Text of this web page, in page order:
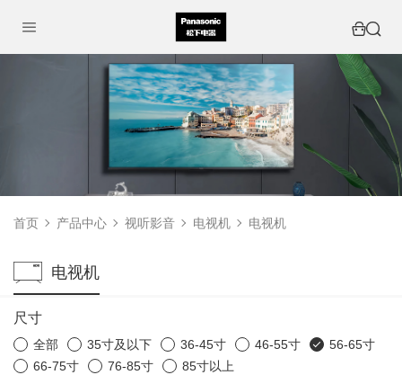
首页 产品中心 视听影音 电视机 电视机
电视机
尺寸
全部 35寸及以下 36-45寸 46-55寸
56-65寸
66-75寸
76-85寸 85寸以上